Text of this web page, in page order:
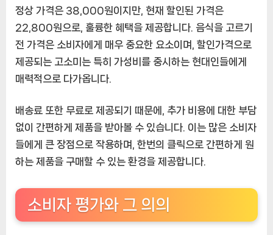
정상 가격은 38,000원이지만, 현재 할인된 가격은
22,800원으로, 훌륭한 혜택을 제공합니다. 음식을 고르기
전 가격은 소비자에게 매우 중요한 요소이며, 할인가격으로
제공되는 고소미는 특히 가성비를 중시하는 현대인들에게
매력적으로 다가옵니다.
배송료 또한 무료로 제공되기 때문에, 추가 비용에 대한 부담
없이 간편하게 제품을 받아볼 수 있습니다. 이는 많은 소비자
들에게 큰 장점으로 작용하며, 한번의 클릭으로 간편하게 원
하는 제품을 구매할 수 있는 환경을 제공합니다.
소비자 평가와 그 의의